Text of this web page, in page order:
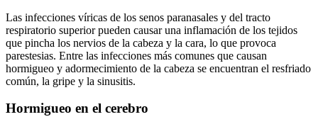
Las infecciones víricas de los senos paranasales y del tracto
respiratorio superior pueden causar una inflamación de los tejidos
que pincha los nervios de la cabeza y la cara, lo que provoca
parestesias. Entre las infecciones más comunes que causan
hormigueo y adormecimiento de la cabeza se encuentran el resfriado
común, la gripe y la sinusitis.
Hormigueo en el cerebro